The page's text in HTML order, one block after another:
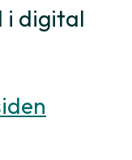
i digital